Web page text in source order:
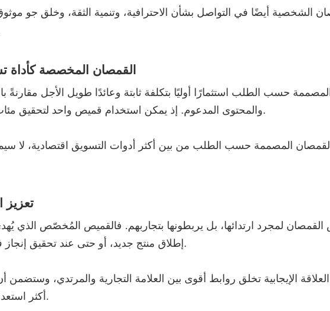
الشخصية أيضًا في التواصل بشأن الاحترافية، وتنمية الثقة، وخلق جو
القمصان المخصصة كأداة
حسب الطلب استثمارًا أوليًا بتكلفة ثابتة وعائدًا طويل الأجل مقارنةً
والمحتوى المدعوم. إذ يمكن استخدام قميص واحد لتحقيق مئات المشاهدات خلال فترة استخدامه.
المصممة حسب الطلب من بين أكثر أدوات التسويق اقتصادية، لا
القمصان لمجرد ارتدائها، بل يربطونها بتجاربهم. فالقميص المُخصّص الذي
إطلاق منتج جديد، أو حتى عند تحقيق إنجاز في العمل، قد يكون له وقع عاطفي.
الإيجابية تخلق روابط أقوى بين العلامة التجارية والمرتدي، وستضمن
أكثر استعدادًا للتعامل مع عملك في المستقبل.